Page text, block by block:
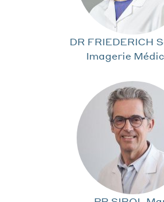
DR FRIEDERICH
Imagerie